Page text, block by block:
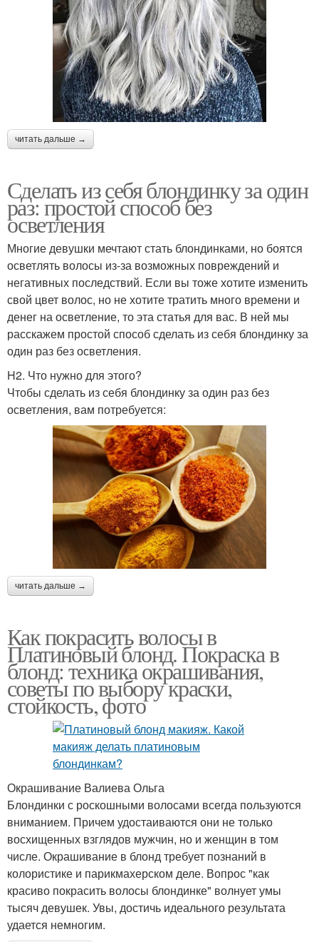
читать дальше →
Сделать из себя блондинку за один
раз: простой способ без
осветления
Многие девушки мечтают стать блондинками, но боятся
осветлять волосы из-за возможных повреждений и
негативных последствий. Если вы тоже хотите изменить
свой цвет волос, но не хотите тратить много времени и
денег на осветление, то эта статья для вас. В ней мы
расскажем простой способ сделать из себя блондинку за
один раз без осветления.
H2. Что нужно для этого?
Чтобы сделать из себя блондинку за один раз без
осветления, вам потребуется:
читать дальше →
Как покрасить волосы в
Платиновый блонд. Покраска в
блонд: техника окрашивания,
советы по выбору краски,
стойкость, фото
Окрашивание Валиева Ольга
Блондинки с роскошными волосами всегда пользуются
вниманием. Причем удостаиваются они не только
восхищенных взглядов мужчин, но и женщин в том
числе. Окрашивание в блонд требует познаний в
колористике и парикмахерском деле. Вопрос "как
красиво покрасить волосы блондинке" волнует умы
тысяч девушек. Увы, достичь идеального результата
удается немногим.